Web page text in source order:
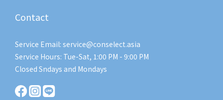
Contact
Service Email: service@conselect.asia
Service Hours: Tue-Sat, 1:00 PM - 9:00 PM
Closed Sndays and Mondays